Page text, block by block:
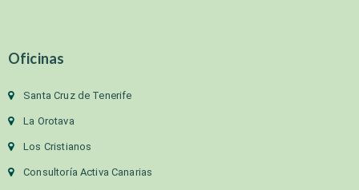
Oficinas
Santa Cruz de Tenerife
La Orotava
Los Cristianos
Consultoría Activa Canarias